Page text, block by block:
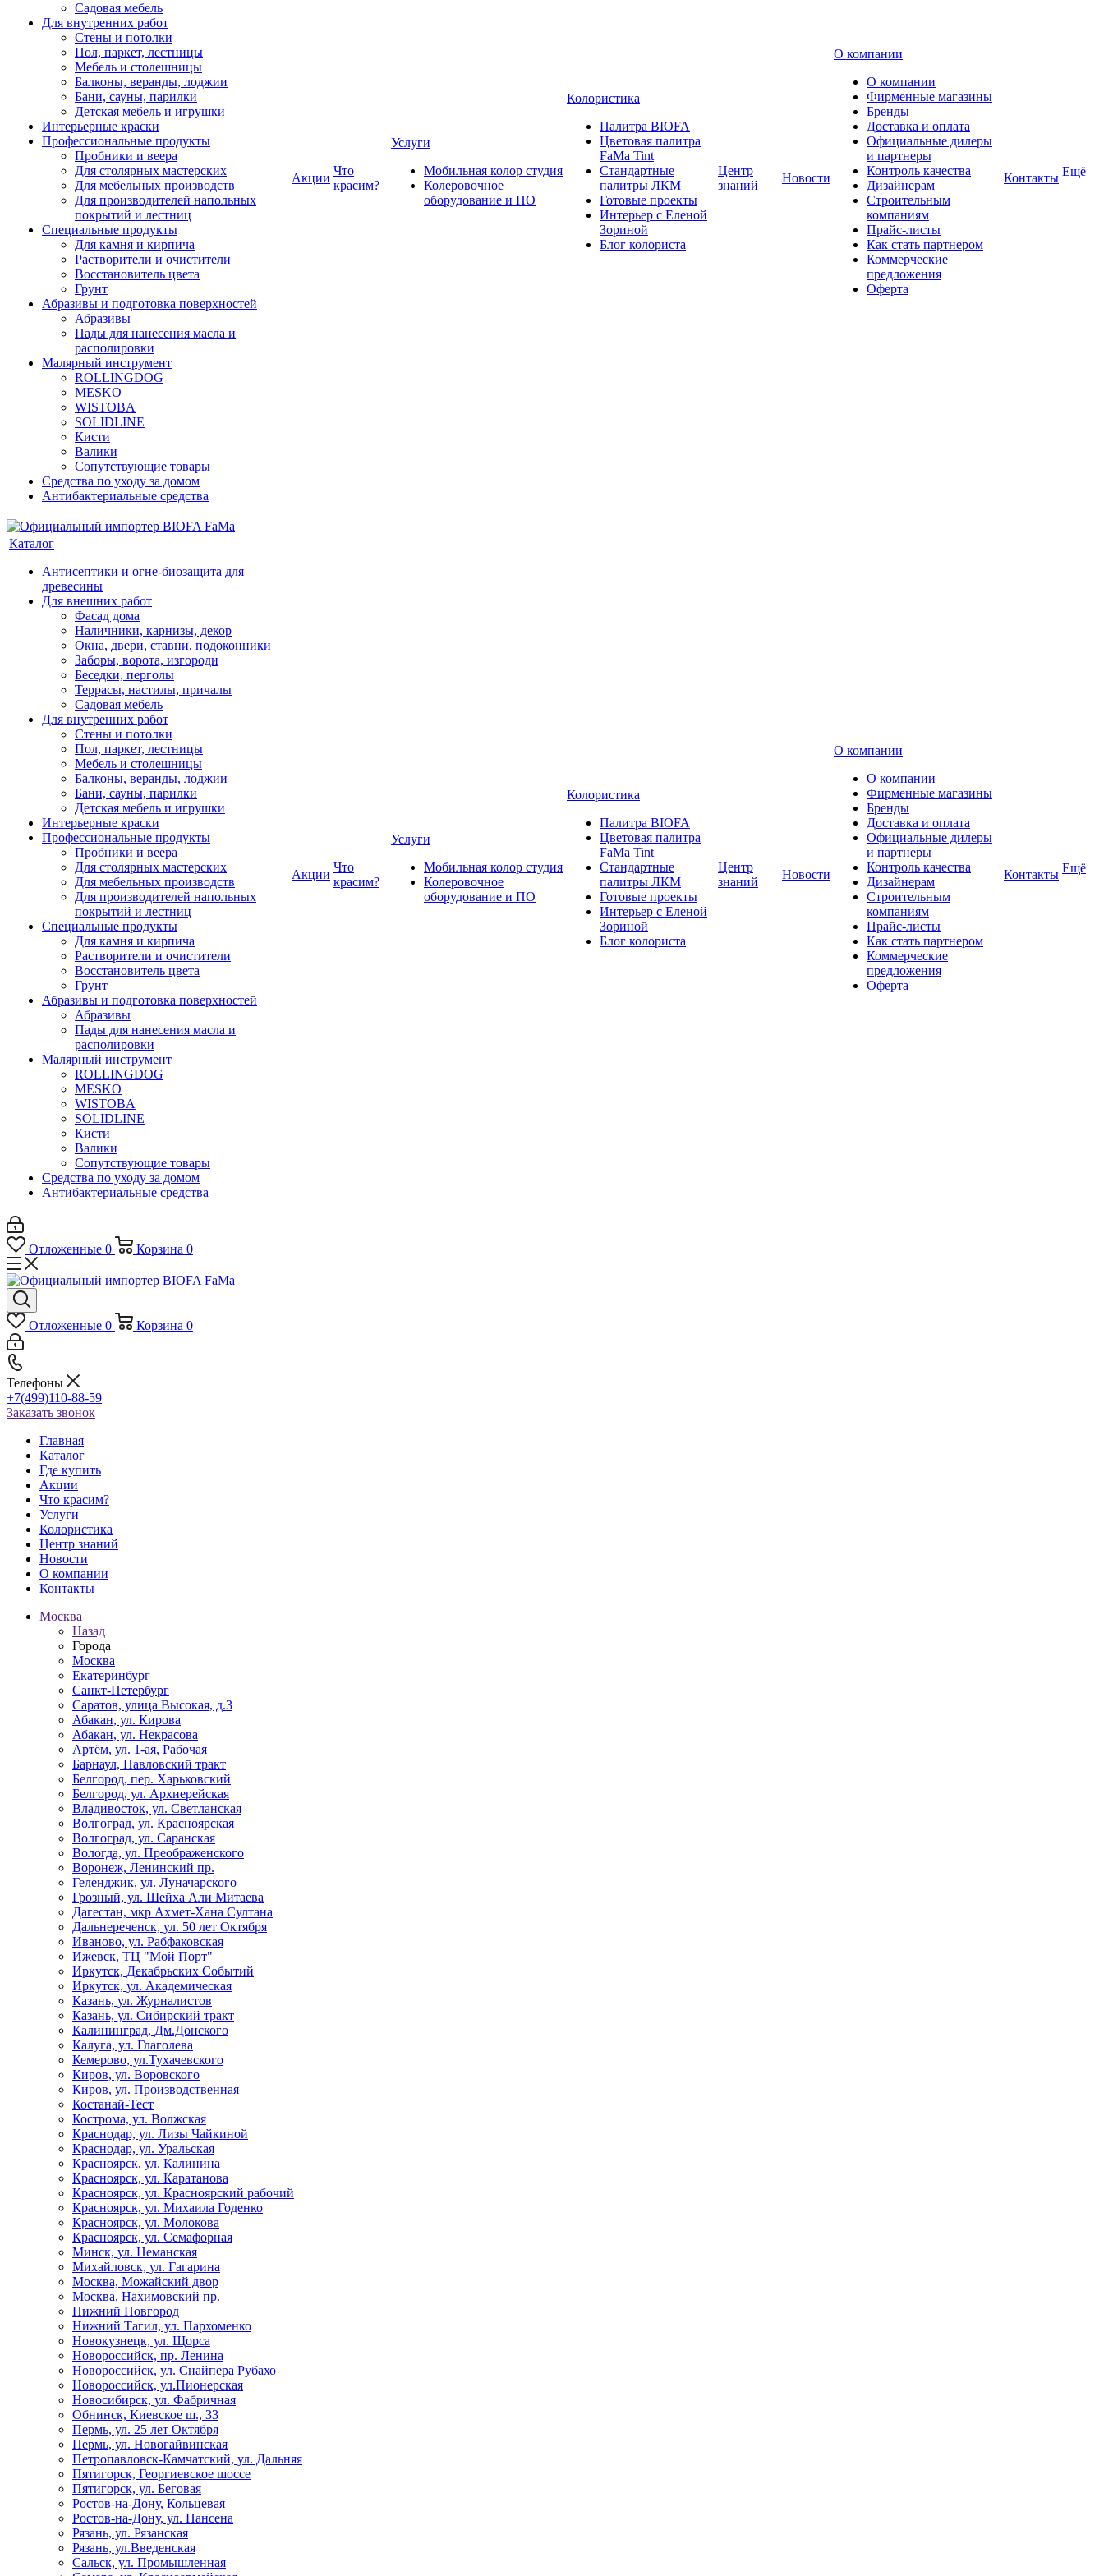
Садовая мебель
Для внутренних работ
Стены и потолки
Пол, паркет, лестницы
Мебель и столешницы
Балконы, веранды, лоджии
Бани, сауны, парилки
Детская мебель и игрушки
Интерьерные краски
Профессиональные продукты
Пробники и веера
Для столярных мастерских
Для мебельных производств
Для производителей напольных
покрытий и лестниц
Специальные продукты
Для камня и кирпича
Растворители и очистители
Восстановитель цвета
Грунт
Абразивы и подготовка поверхностей
Абразивы
Пады для нанесения масла и
располировки
Малярный инструмент
ROLLINGDOG
MESKO
WISTOBA
SOLIDLINE
Кисти
Валики
Сопутствующие товары
Средства по уходу за домом
Антибактериальные средства
Акции
Что
красим?
Услуги
Мобильная колор студия
Колеровочное
оборудование и ПО
Колористика
Палитра BIOFA
Цветовая палитра
FaMa Tint
Стандартные
палитры ЛКМ
Готовые проекты
Интерьер с Еленой
Зориной
Блог колориста
Центр
знаний
Новости
О компании
О компании
Фирменные магазины
Бренды
Доставка и оплата
Официальные дилеры
и партнеры
Контроль качества
Дизайнерам
Строительным
компаниям
Прайс-листы
Как стать партнером
Коммерческие
предложения
Оферта
Контакты Ещё
Каталог
Антисептики и огне-биозащита для
древесины
Для внешних работ
Фасад дома
Наличники, карнизы, декор
Окна, двери, ставни, подоконники
Заборы, ворота, изгороди
Беседки, перголы
Террасы, настилы, причалы
Садовая мебель
Для внутренних работ
Стены и потолки
Пол, паркет, лестницы
Мебель и столешницы
Балконы, веранды, лоджии
Бани, сауны, парилки
Детская мебель и игрушки
Интерьерные краски
Профессиональные продукты
Пробники и веера
Для столярных мастерских
Для мебельных производств
Для производителей напольных
покрытий и лестниц
Специальные продукты
Для камня и кирпича
Растворители и очистители
Восстановитель цвета
Грунт
Абразивы и подготовка поверхностей
Абразивы
Пады для нанесения масла и
располировки
Малярный инструмент
ROLLINGDOG
MESKO
WISTOBA
SOLIDLINE
Кисти
Валики
Сопутствующие товары
Средства по уходу за домом
Антибактериальные средства
Акции
Что
красим?
Услуги
Мобильная колор студия
Колеровочное
оборудование и ПО
Колористика
Палитра BIOFA
Цветовая палитра
FaMa Tint
Стандартные
палитры ЛКМ
Готовые проекты
Интерьер с Еленой
Зориной
Блог колориста
Центр
знаний
Новости
О компании
О компании
Фирменные магазины
Бренды
Доставка и оплата
Официальные дилеры
и партнеры
Контроль качества
Дизайнерам
Строительным
компаниям
Прайс-листы
Как стать партнером
Коммерческие
предложения
Оферта
Контакты Ещё
Отложенные 0 Корзина 0
Отложенные 0 Корзина 0
Телефоны
+7(499)110-88-59
Заказать звонок
Главная
Каталог
Где купить
Акции
Что красим?
Услуги
Колористика
Центр знаний
Новости
О компании
Контакты
Москва
Назад
Города
Москва
Екатеринбург
Санкт-Петербург
Саратов, улица Высокая, д.3
Абакан, ул. Кирова
Абакан, ул. Некрасова
Артём, ул. 1-ая, Рабочая
Барнаул, Павловский тракт
Белгород, пер. Харьковский
Белгород, ул. Архиерейская
Владивосток, ул. Светланская
Волгоград, ул. Красноярская
Волгоград, ул. Саранская
Вологда, ул. Преображенского
Воронеж, Ленинский пр.
Геленджик, ул. Луначарского
Грозный, ул. Шейха Али Митаева
Дагестан, мкр Ахмет-Хана Султана
Дальнереченск, ул. 50 лет Октября
Иваново, ул. Рабфаковская
Ижевск, ТЦ "Мой Порт"
Иркутск, Декабрьских Событий
Иркутск, ул. Академическая
Казань, ул. Журналистов
Казань, ул. Сибирский тракт
Калининград, Дм.Донского
Калуга, ул. Глаголева
Кемерово, ул.Тухачевского
Киров, ул. Воровского
Киров, ул. Производственная
Костанай-Тест
Кострома, ул. Волжская
Краснодар, ул. Лизы Чайкиной
Краснодар, ул. Уральская
Красноярск, ул. Калинина
Красноярск, ул. Каратанова
Красноярск, ул. Красноярский рабочий
Красноярск, ул. Михаила Годенко
Красноярск, ул. Молокова
Красноярск, ул. Семафорная
Минск, ул. Неманская
Михайловск, ул. Гагарина
Москва, Можайский двор
Москва, Нахимовский пр.
Нижний Новгород
Нижний Тагил, ул. Пархоменко
Новокузнецк, ул. Щорса
Новороссийск, пр. Ленина
Новороссийск, ул. Снайпера Рубахо
Новороссийск, ул.Пионерская
Новосибирск, ул. Фабричная
Обнинск, Киевское ш., 33
Пермь, ул. 25 лет Октября
Пермь, ул. Новогайвинская
Петропавловск-Камчатский, ул. Дальняя
Пятигорск, Георгиевское шоссе
Пятигорск, ул. Беговая
Ростов-на-Дону, Кольцевая
Ростов-на-Дону, ул. Нансена
Рязань, ул. Рязанская
Рязань, ул.Введенская
Сальск, ул. Промышленная